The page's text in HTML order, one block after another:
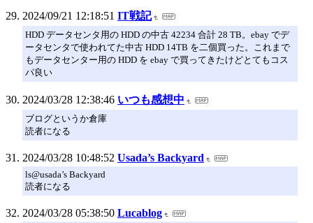
2024/09/21 12:18:51 IT戦記
HDD データセンタ用の HDD の中古 42234 合計 28 TB。ebay でデ
ータセンタで使われてた中古 HDD 14TB を二個買った。これまで
もデータセンター用の HDD を ebay で買ってきたけどとてもコス
パ良い
2024/03/28 12:38:46 いつも感想中
ブログというか倉庫
読者になる
2024/03/28 10:48:52 Usada’s Backyard
ls@usada’s Backyard
読者になる
2024/03/28 05:38:50 Lucablog